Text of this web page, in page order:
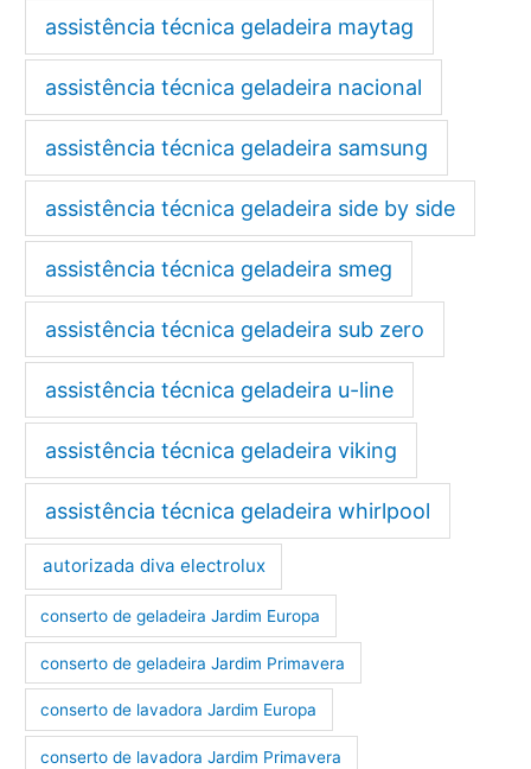
assistência técnica geladeira maytag
assistência técnica geladeira nacional
assistência técnica geladeira samsung
assistência técnica geladeira side by side
assistência técnica geladeira smeg
assistência técnica geladeira sub zero
assistência técnica geladeira u-line
assistência técnica geladeira viking
assistência técnica geladeira whirlpool
autorizada diva electrolux
conserto de geladeira Jardim Europa
conserto de geladeira Jardim Primavera
conserto de lavadora Jardim Europa
conserto de lavadora Jardim Primavera